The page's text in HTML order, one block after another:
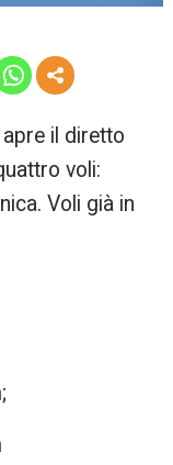
reil diretto
voli:
Voli già in